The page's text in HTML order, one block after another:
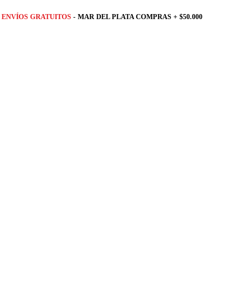
ENVÍOS GRATUITOS - MAR DEL PLATA COMPRAS + $50.000